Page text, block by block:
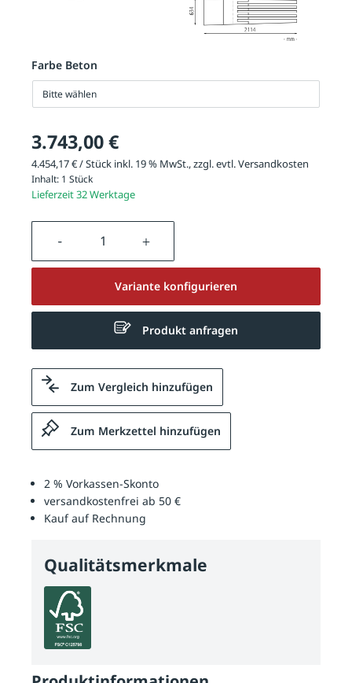
Farbe Beton
Bitte wählen
3.743,00 €
4.454,17 € / Stück inkl. 19 % MwSt., zzgl. evtl.Versandkosten
Inhalt: 1 Stück
Lieferzeit 32 Werktage
Produkt Anzahl: Gib den
Variante konfigurieren
Produkt anfragen
Zum Vergleich hinzufügen
Zum Merkzettel hinzufügen
2 % Vorkassen-Skonto
versandkostenfrei ab 50 €
Kauf auf Rechnung
Qualitätsmerkmale